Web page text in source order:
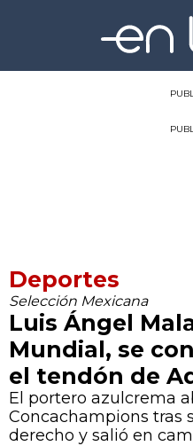
Deportes
Selección Mexicana
Luis Ángel
Mundial, se
el tendón de
El portero azulcrema
Concachampions tras
derecho y salió en